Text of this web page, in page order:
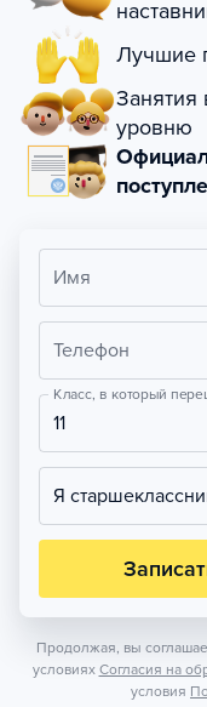
Лучшие
Занятия
уровню
Имя
Телефон
Класс, в который
11
Я
Продолжая, вы
условиях Согласия на
условия